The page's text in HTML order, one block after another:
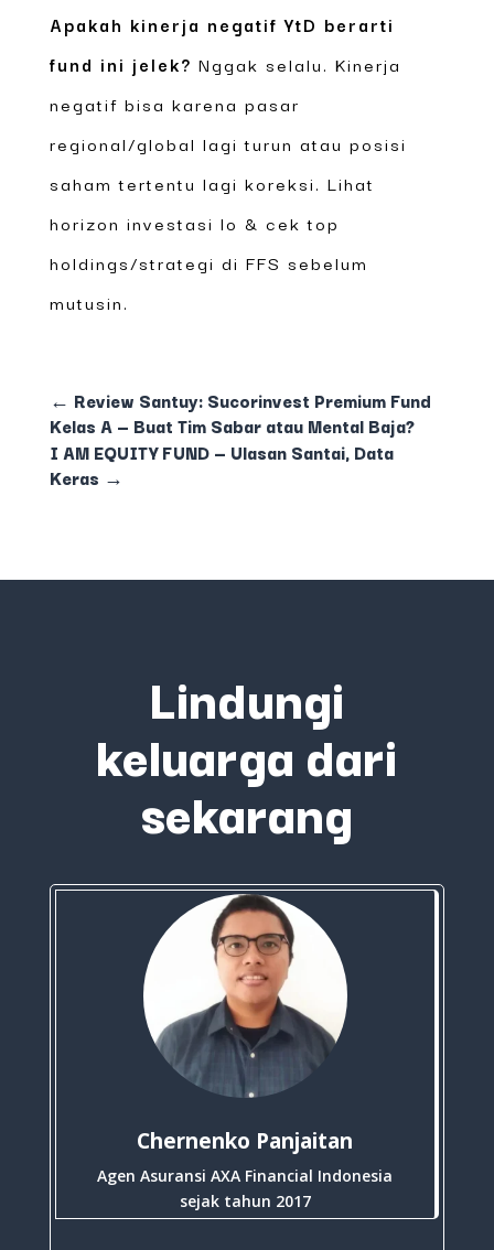
Apakah kinerja negatif YtD berarti
fund ini jelek? Nggak selalu. Kinerja
negatif bisa karena pasar
regional/global lagi turun atau posisi
saham tertentu lagi koreksi. Lihat
horizon investasi lo & cek top
holdings/strategi di FFS sebelum
mutusin.
← Review Santuy: Sucorinvest Premium Fund
Kelas A — Buat Tim Sabar atau Mental Baja?
I AM EQUITY FUND — Ulasan Santai, Data
Keras →
Lindungi
keluarga dari
sekarang
Chernenko Panjaitan
Agen Asuransi AXA Financial Indonesia
sejak tahun 2017